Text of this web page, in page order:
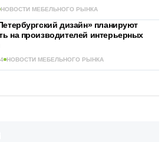
НОВОСТИ МЕБЕЛЬНОГО РЫНКА
дизайн» планируют
на производителей интерьерных
НОВОСТИ МЕБЕЛЬНОГО РЫНКА